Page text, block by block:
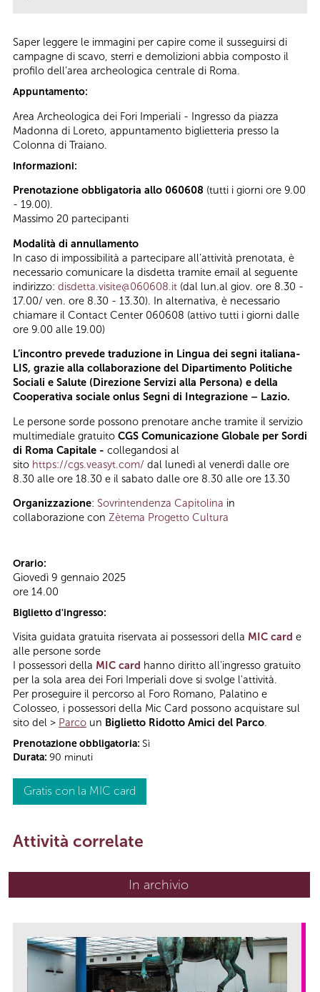
Saper leggere le immagini per capire come il susseguirsi di
campagne di scavo, sterri e demolizioni abbia composto il
profilo dell’area archeologica centrale di Roma.
Appuntamento:
Area Archeologica dei Fori Imperiali - Ingresso da piazza
Madonna di Loreto, appuntamento biglietteria presso la
Colonna di Traiano.
Informazioni:
Prenotazione obbligatoria allo 060608 (tutti i giorni ore 9.00
- 19.00).
Massimo 20 partecipanti
Modalità di annullamento
In caso di impossibilità a partecipare all’attività prenotata, è
necessario comunicare la disdetta tramite email al seguente
indirizzo: disdetta.visite@060608.it (dal lun.al giov. ore 8.30 -
17.00/ ven. ore 8.30 - 13.30). In alternativa, è necessario
chiamare il Contact Center 060608 (attivo tutti i giorni dalle
ore 9.00 alle 19.00)
L’incontro prevede traduzione in Lingua dei segni italiana-
LIS, grazie alla collaborazione del Dipartimento Politiche
Sociali e Salute (Direzione Servizi alla Persona) e della
Cooperativa sociale onlus Segni di Integrazione – Lazio.
Le persone sorde possono prenotare anche tramite il servizio
multimediale gratuito CGS Comunicazione Globale per Sordi
di Roma Capitale - collegandosi al
sito https://cgs.veasyt.com/ dal lunedì al venerdì dalle ore
8.30 alle ore 18.30 e il sabato dalle ore 8.30 alle ore 13.30
Organizzazione: Sovrintendenza Capitolina in
collaborazione con Zètema Progetto Cultura
Orario:
Giovedì 9 gennaio 2025
ore 14.00
Biglietto d'ingresso:
Visita guidata gratuita riservata ai possessori della MIC card e
alle persone sorde
I possessori della MIC card hanno diritto all'ingresso gratuito
per la sola area dei Fori Imperiali dove si svolge l'attività.
Per proseguire il percorso al Foro Romano, Palatino e
Colosseo, i possessori della Mic Card possono acquistare sul
sito del > Parco un Biglietto Ridotto Amici del Parco.
Prenotazione obbligatoria: Sì
Durata: 90 minuti
Gratis con la MIC card
Attività correlate
In archivio